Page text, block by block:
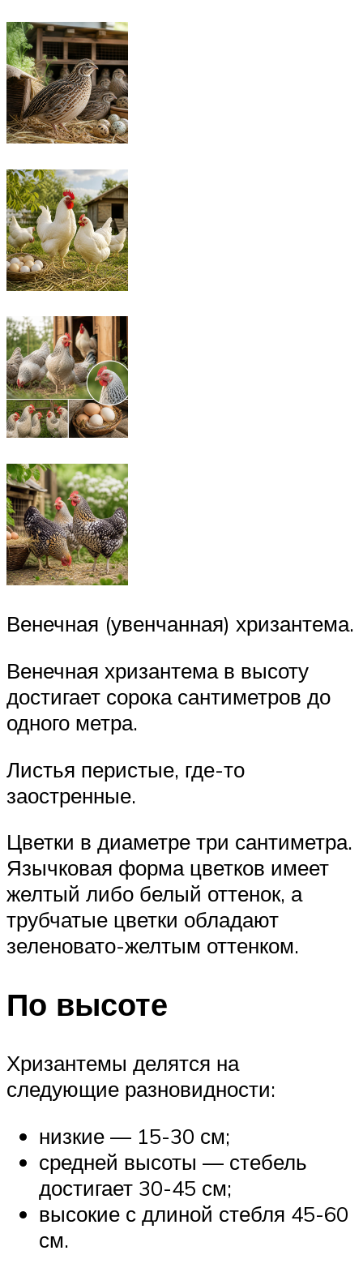
Венечная (увенчанная) хризантема.
Венечная хризантема в высоту
достигает сорока сантиметров до
одного метра.
Листья перистые, где-то
заостренные.
Цветки в диаметре три сантиметра.
Язычковая форма цветков имеет
желтый либо белый оттенок, а
трубчатые цветки обладают
зеленовато-желтым оттенком.
По высоте
Хризантемы делятся на
следующие разновидности:
низкие — 15-30 см;
средней высоты — стебель
достигает 30-45 см;
высокие с длиной стебля 45-60
см.